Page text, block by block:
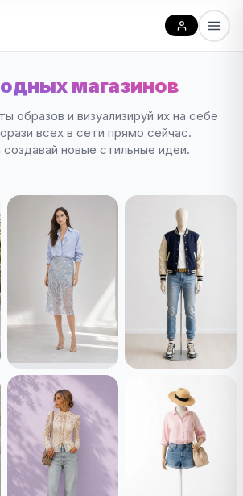
магазинов
образов и визуализируй их на себе
всех в сети прямо сейчас.
новые стильные идеи.